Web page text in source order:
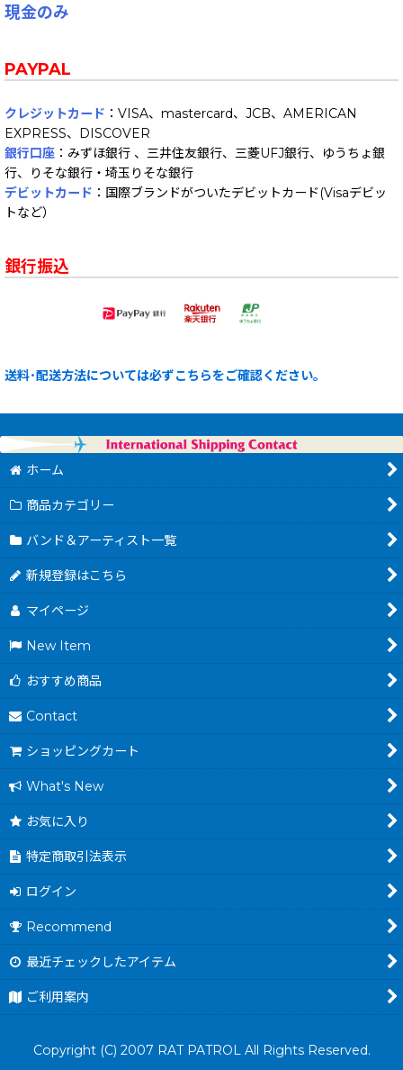
現金のみ
PAYPAL
クレジットカード ：VISA、mastercard、JCB、AMERICAN
EXPRESS、DISCOVER
銀行口座 ：みずほ銀行 、三井住友銀行、三菱UFJ銀行、ゆうちょ銀
行、りそな銀行・埼玉りそな銀行
デビットカード ：国際ブランドがついたデビットカード(Visaデビッ
トなど）
銀行振込
送料･配送方法については必ずこちらをご確認ください。
ホーム
商品カテゴリー
バンド＆アーティスト一覧
新規登録はこちら
マイページ
New Item
おすすめ商品
Contact
ショッピングカート
What's New
お気に入り
特定商取引法表示
ログイン
Recommend
最近チェックしたアイテム
ご利用案内
Copyright (C) 2007 RAT PATROL All Rights Reserved.